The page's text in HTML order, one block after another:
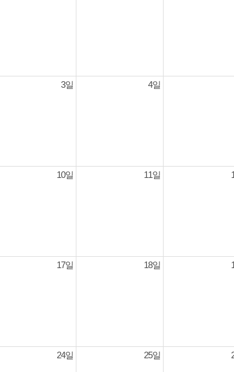
3일 4일
10일 11일
17일 18일
24일 25일